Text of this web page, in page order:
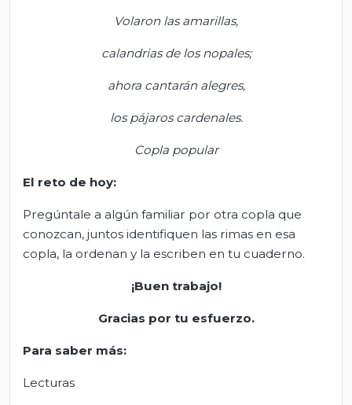
Volaron las amarillas,
calandrias de los nopales;
ahora cantarán alegres,
los pájaros cardenales.
Copla popular
El reto de hoy:
Pregúntale a algún familiar por otra copla que
conozcan, juntos identifiquen las rimas en esa
copla, la ordenan y la escriben en tu cuaderno.
¡Buen trabajo!
Gracias por tu esfuerzo.
Para saber más:
Lecturas